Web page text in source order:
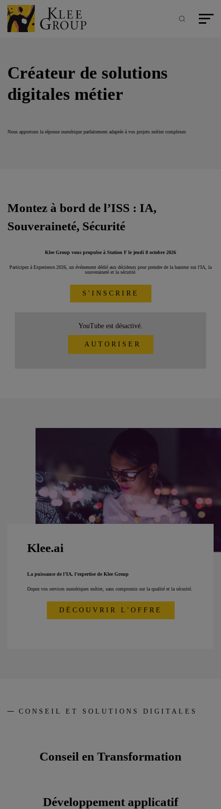
Aller
au
contenu
principal
Recherche
Menu
Créateur de solutions
digitales métier
Nous apportons la réponse numérique parfaitement adaptée à vos projets métier complexes
Montez à bord de l’ISS : IA,
Souveraineté, Sécurité
Klee Group vous propulse à Station F le jeudi 8 octobre 2026
Participez à Experience.2026, un événement dédié aux décideurs pour prendre de la hauteur sur l'IA, la
souveraineté et la sécurité.
S'INSCRIRE
YouTube est désactivé.
AUTORISER
Klee.ai
La puissance de l’IA, l’expertise de Klee Group
Dopez vos services numériques métier, sans compromis sur la qualité et la sécurité.
DÉCOUVRIR L'OFFRE
CONSEIL ET SOLUTIONS DIGITALES
Conseil en Transformation
Développement applicatif